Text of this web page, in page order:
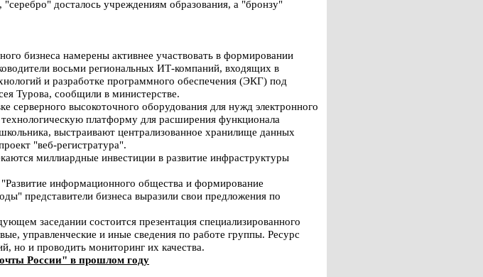
досталось учреждениям образования, а "бронзу"
бизнеса намерены активнее участвовать в формировании
восьми региональных ИТ-компаний, входящих в
и разработке программного обеспечения (ЭКГ) под
Турова, сообщили в министерстве.
серверного высокоточного оборудования для нужд электронного
технологическую платформу для расширения функционала
выстраивают централизованное хранилище данных
"веб-регистратура".
миллиардные инвестиции в развитие инфраструктуры
информационного общества и формирование
представители бизнеса выразили свои предложения по
заседании состоится презентация специализированного
управленческие и иные сведения по работе группы. Ресурс
но и проводить мониторинг их качества.
России" в прошлом году